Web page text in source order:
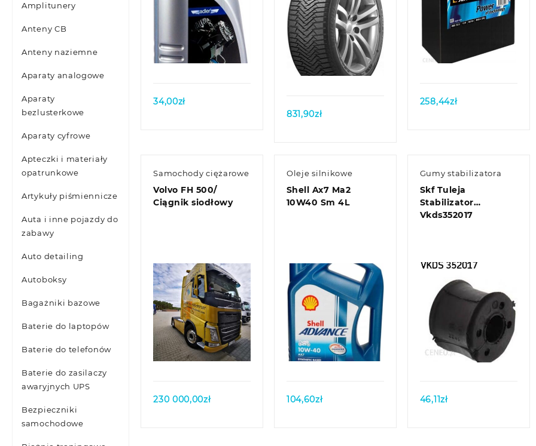
Amplitunery
Anteny CB
Anteny naziemne
Aparaty analogowe
Aparaty
bezlusterkowe
Aparaty cyfrowe
Apteczki i materiały
opatrunkowe
Artykuły piśmiennicze
Auta i inne pojazdy do
zabawy
Auto detailing
Autoboksy
Bagażniki bazowe
Baterie do laptopów
Baterie do telefonów
Baterie do zasilaczy
awaryjnych UPS
Bezpieczniki
samochodowe
Quick view
34,00zł
Quick view
831,90zł
Quick view
258,44zł
Samochody ciężarowe
Volvo FH 500/
Ciągnik siodłowy
Quick view
230 000,00zł
Oleje silnikowe
Shell Ax7 Ma2
10W40 Sm 4L
Quick view
104,60zł
Gumy stabilizatora
Skf Tuleja
Stabilizator
Vkds352017
Quick view
46,11zł